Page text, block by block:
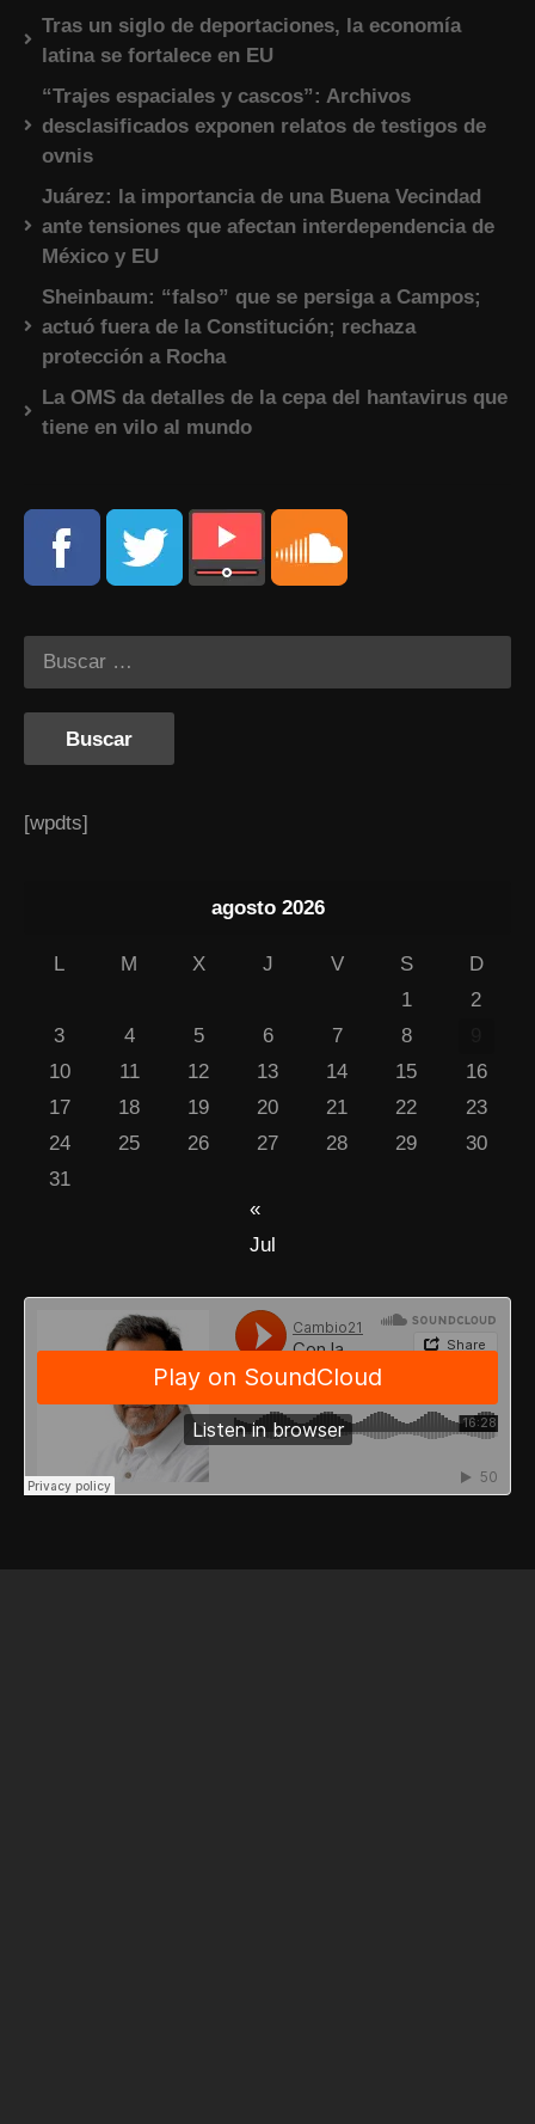
Tras un siglo de deportaciones, la economía
latina se fortalece en EU
“Trajes espaciales y cascos”: Archivos
desclasificados exponen relatos de testigos de
ovnis
Juárez: la importancia de una Buena Vecindad
ante tensiones que afectan interdependencia de
México y EU
Sheinbaum: “falso” que se persiga a Campos;
actuó fuera de la Constitución; rechaza
protección a Rocha
La OMS da detalles de la cepa del hantavirus que
tiene en vilo al mundo
[wpdts]
agosto 2026
L M X J V S
D
1
2
3
4 5 6 7 8
10
11 12 13 14 15
16
17
18 19 20 21 22
23
24
25 26 27 28 29
30
31
«
Jul